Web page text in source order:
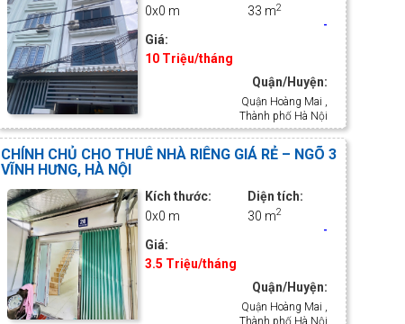
0x0 m
33 m2
-
Giá:
10 Triệu/tháng
Quận/Huyện:
Quận Hoàng Mai ,
Thành phố Hà Nội
CHÍNH CHỦ CHO THUÊ NHÀ RIÊNG GIÁ RẺ – NGÕ 3
VĨNH HƯNG, HÀ NỘI
Kích thước:
0x0 m
Diện tích:
30 m2
-
Giá:
3.5 Triệu/tháng
Quận/Huyện:
Quận Hoàng Mai ,
Thành phố Hà Nội